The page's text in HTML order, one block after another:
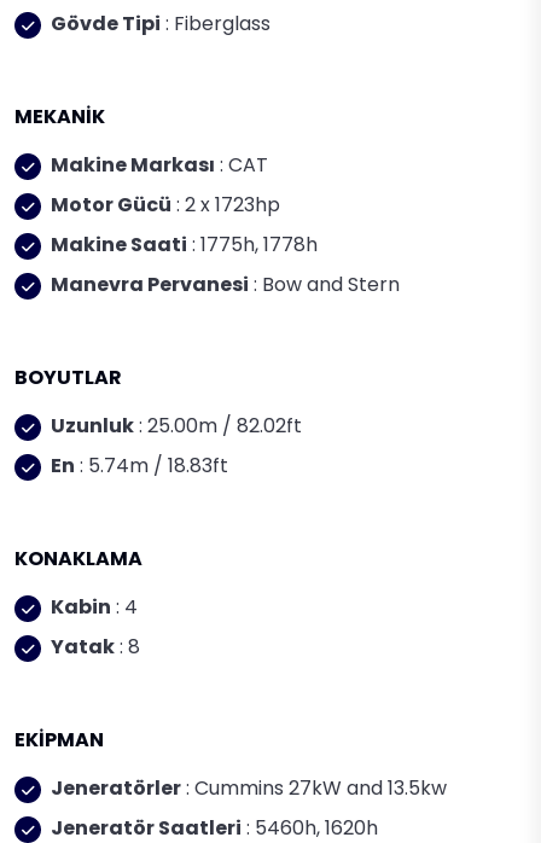
Gövde Tipi : Fiberglass
MEKANİK
Makine Markası : CAT
Motor Gücü : 2 x 1723hp
Makine Saati : 1775h, 1778h
Manevra Pervanesi : Bow and Stern
BOYUTLAR
Uzunluk: 25.00m / 82.02ft
En : 5.74m / 18.83ft
KONAKLAMA
Kabin : 4
Yatak: 8
EKİPMAN
Jeneratörler: Cummins 27kW and 13.5kw
Jeneratör Saatleri : 5460h, 1620h